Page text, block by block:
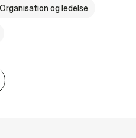
Organisation og ledelse
i pro­jekt­le­del­se